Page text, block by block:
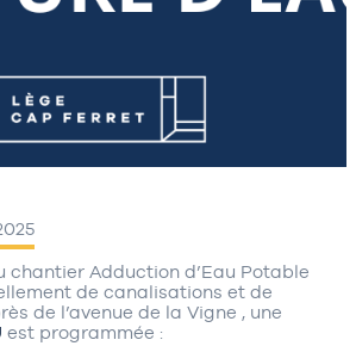
chantier Adduction d’Eau Potable
de canalisations et de
de l’avenue de la Vigne , une
est programmée :